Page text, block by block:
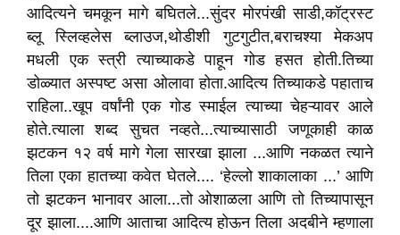
आदित्यने चमकून मागे बघितले...सुंदर मोरपंखी साडी,कॉट्रस्ट
ब्लू स्लिव्हलेस ब्लाउज,थोडीशी गुटगुटीत,बराचश्या मेकअप
मधली एक स्त्री त्याच्याकडे पाहून गोड हसत होती.तिच्या
डोळ्यात अस्पष्ट असा ओलावा होता.आदित्य तिच्याकडे पहाताच
राहिला..खूप वर्षांनी एक गोड स्माईल त्याच्या चेहऱ्यावर आले
होते.त्याला शब्द सुचत नव्हते...त्याच्यासाठी जणूकाही काळ
झटकन १२ वर्ष मागे गेला सारखा झाला ...आणि नकळत त्याने
तिला एका हातच्या कवेत घेतले.... ‘हेल्लो शाकालाका ...’ आणि
तो झटकन भानावर आला...तो ओशाळला आणि तो तिच्यापासून
दूर झाला....आणि आताचा आदित्य होऊन तिला अदबीने म्हणाला